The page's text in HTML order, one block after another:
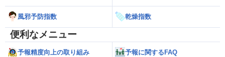
風邪予防指数 乾燥指数
便利なメニュー
予報精度向上の取り組み 予報に関するFAQ